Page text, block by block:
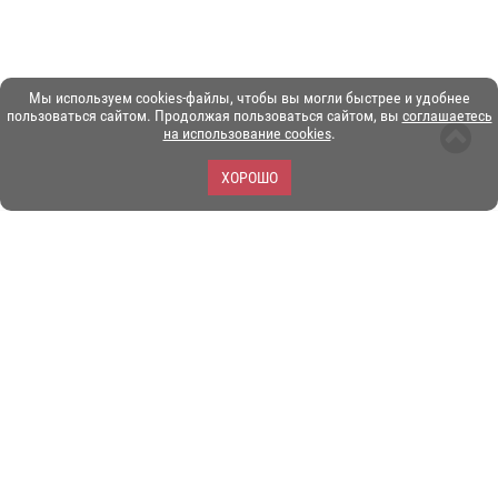
Мы используем cookies-файлы, чтобы вы могли быстрее и удобнее
пользоваться сайтом. Продолжая пользоваться сайтом, вы соглашаетесь
на использование cookies.
ХОРОШО